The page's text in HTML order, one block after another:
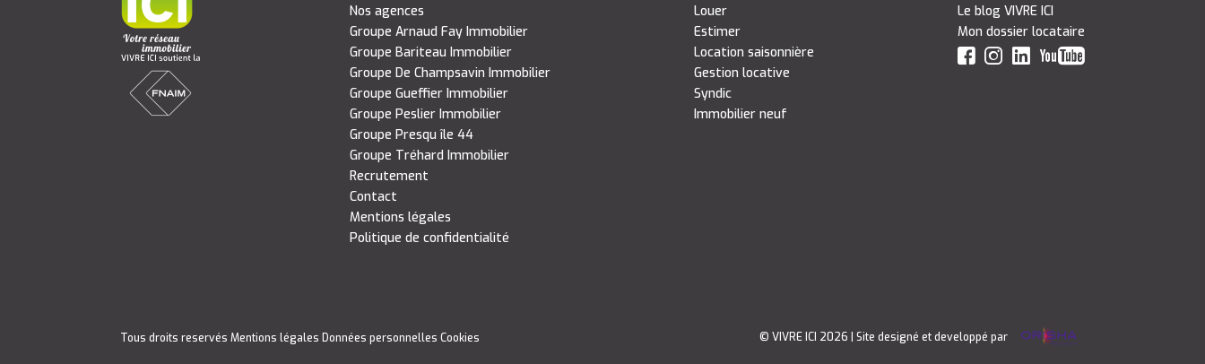
Nos agences
Groupe Arnaud Fay Immobilier
Groupe Bariteau Immobilier
Groupe De Champsavin Immobilier
Groupe Gueffier Immobilier
Groupe Peslier Immobilier
Groupe Presqu île 44
Groupe Tréhard Immobilier
Recrutement
Contact
Mentions légales
Politique de confidentialité
Louer
Estimer
Location saisonnière
Gestion locative
Syndic
Immobilier neuf
Le blog VIVRE ICI
Mon dossier locataire
Tous droits reservés Mentions légales Données personnelles Cookies © VIVRE ICI 2026 | Site designé et developpé par